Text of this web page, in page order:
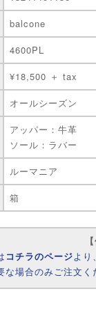
balcone
4600PL
¥18,500 ＋ tax
オールシーズン
アッパー：牛革
ソール：ラバー
ルーマニア
箱
コチラのページより
な場合のみご注文く